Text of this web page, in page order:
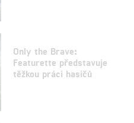
Only the Brave:
Featurette představuje
těžkou práci hasičů